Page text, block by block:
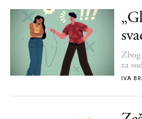
Zbog
za
IVA